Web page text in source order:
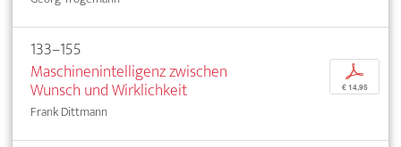
133–155
Maschinenintelligenz zwischen
Wunsch und Wirklichkeit
Frank Dittmann
p
€ 14,95